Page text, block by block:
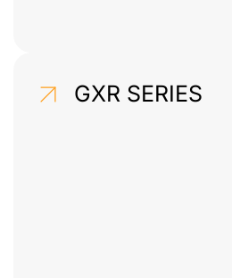
GXR SERIES